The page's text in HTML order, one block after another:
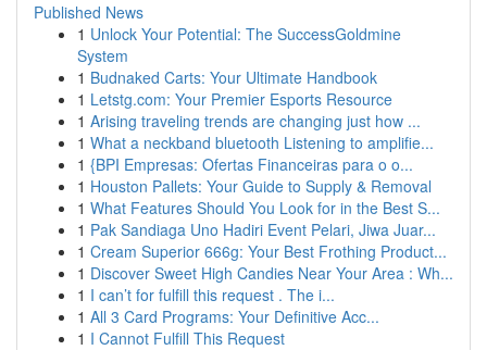
Published News
1 Unlock Your Potential: The SuccessGoldmine
System
1 Budnaked Carts: Your Ultimate Handbook
1 Letstg.com: Your Premier Esports Resource
1 Arising traveling trends are changing just how ...
1 What a neckband bluetooth Listening to amplifie...
1 {BPI Empresas: Ofertas Financeiras para o o...
1 Houston Pallets: Your Guide to Supply & Removal
1 What Features Should You Look for in the Best S...
1 Pak Sandiaga Uno Hadiri Event Pelari, Jiwa Juar...
1 Cream Superior 666g: Your Best Frothing Product...
1 Discover Sweet High Candies Near Your Area : Wh...
1 I can’t for fulfill this request . The i...
1 All 3 Card Programs: Your Definitive Acc...
1 I Cannot Fulfill This Request